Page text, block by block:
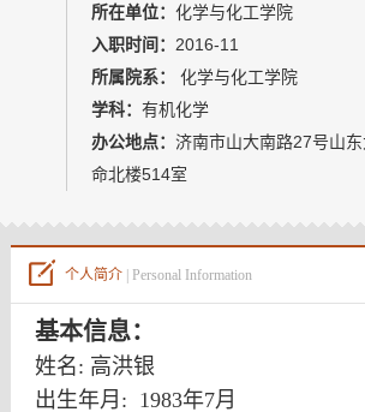
所在单位： 化学与化工学院
入职时间： 2016-11
所属院系：
化学与化工学院
学科： 有机化学
办公地点： 济南市山大南路27号山
命北楼514室
个人简介| Personal Information
基本信息：
姓名: 高洪银
出生年月 : 1983年7月